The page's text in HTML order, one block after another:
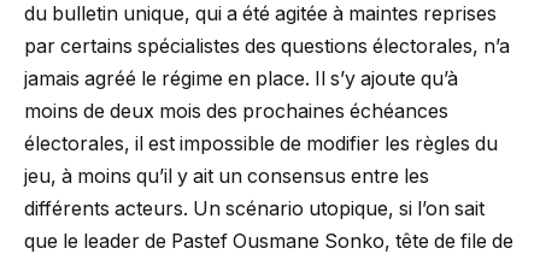
du bulletin unique, qui a été agitée à maintes reprises
par certains spécialistes des questions électorales, n’a
jamais agréé le régime en place. Il s’y ajoute qu’à
moins de deux mois des prochaines échéances
électorales, il est impossible de modifier les règles du
jeu, à moins qu’il y ait un consensus entre les
différents acteurs. Un scénario utopique, si l’on sait
que le leader de Pastef Ousmane Sonko, tête de file de